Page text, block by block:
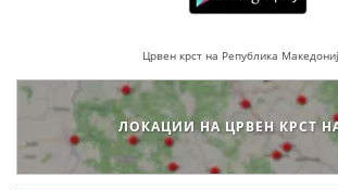
Црвен крст на Република
ЛОКАЦИИ НА ЦРВЕН КРСТ